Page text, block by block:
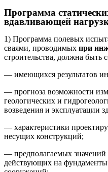
Программа
вдавливающей
1) Программа полевых
сваями, проводимых при
строительства, должна быть
— имеющихся результатов
— прогноза возможности
геологических и
возведения и эксплуатации
— характеристики
несущих конструкций;
— предполагаемых значений
действующих на